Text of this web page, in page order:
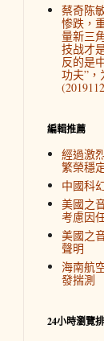
蔡奇陈
惨跌，
量新三
技战才
反的是
功夫”
編輯推薦
經過激
繁榮穩
中國科
美國之
考慮因
美國之
聲明
海南航
發揣測
24小時瀏覽